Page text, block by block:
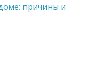
причины и